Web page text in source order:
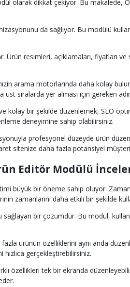
olarak dikkat çekiyor. Bu makalede,
da sağlıyor. Bu modülü
resimleri, açıklamaları, fiyatları
arama motorlarında daha kolay
sıralarda yer alması için gereken
kolay bir şekilde düzenlemek, SEO
deneyimine sahip olabilirsiniz.
profesyonel düzeyde ürün
sitenize daha fazla potansiyel
Editör Modülü
büyük bir öneme sahip oluyor.
zamanlarını daha etkili bir şekilde
bir çözümdür. Bu modül,
ürünün özelliklerini aynı anda
gerçekleştirebilirsiniz.
özellikleri tek bir ekranda